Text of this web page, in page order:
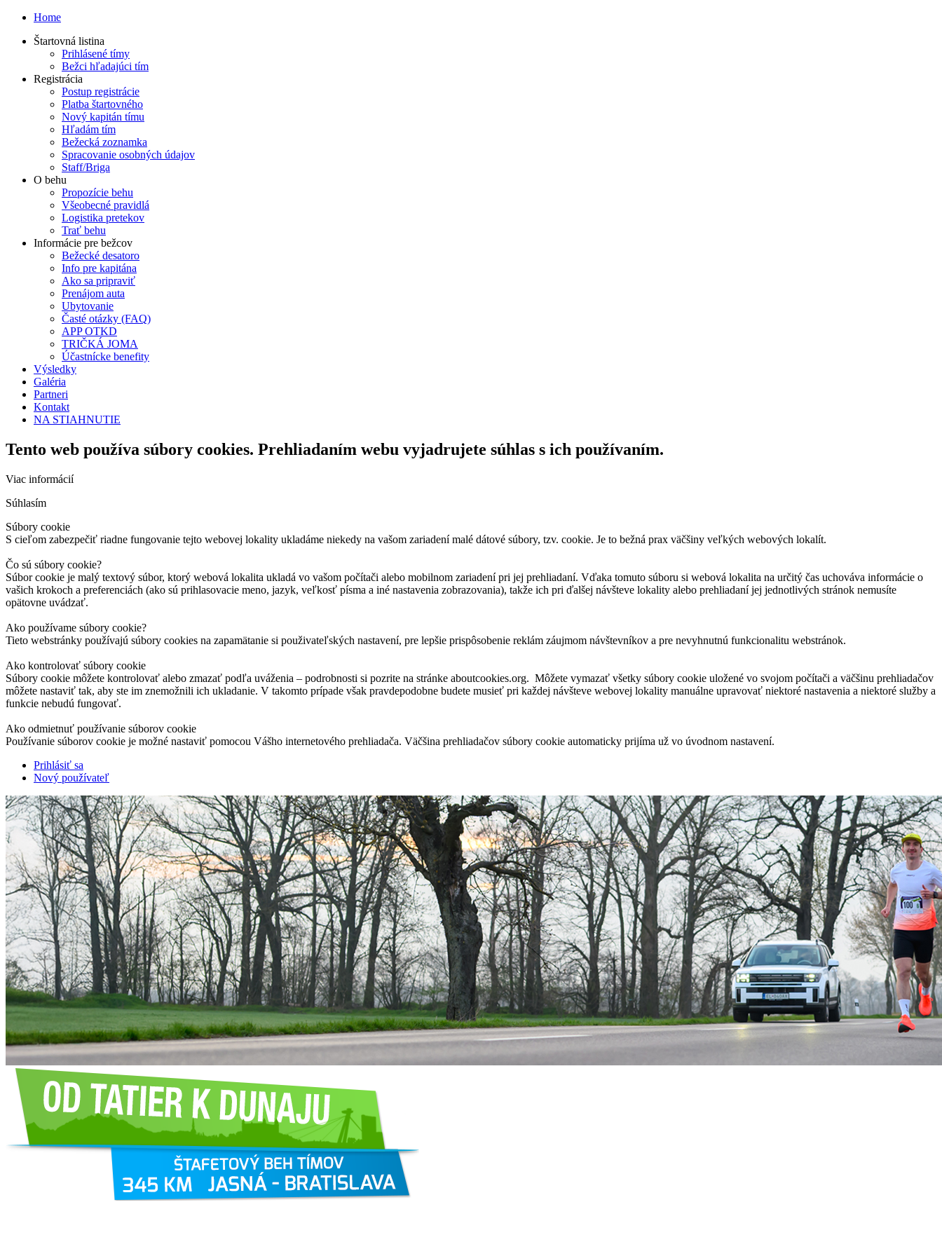
Home
Štartovná listina
Prihlásené tímy
Bežci hľadajúci tím
Registrácia
Postup registrácie
Platba štartovného
Nový kapitán tímu
Hľadám tím
Bežecká zoznamka
Spracovanie osobných údajov
Staff/Briga
O behu
Propozície behu
Všeobecné pravidlá
Logistika pretekov
Trať behu
Informácie pre bežcov
Bežecké desatoro
Info pre kapitána
Ako sa pripraviť
Prenájom auta
Ubytovanie
Časté otázky (FAQ)
APP OTKD
TRIČKÁ JOMA
Účastnícke benefity
Výsledky
Galéria
Partneri
Kontakt
NA STIAHNUTIE
Tento web používa súbory cookies. Prehliadaním webu vyjadrujete súhlas s ich používaním.
Viac informácií
Súhlasím
Súbory cookie
S cieľom zabezpečiť riadne fungovanie tejto webovej lokality ukladáme niekedy na vašom zariadení malé dátové súbory, tzv. cookie. Je to bežná prax väčšiny veľkých webových lokalít.
Čo sú súbory cookie?
Súbor cookie je malý textový súbor, ktorý webová lokalita ukladá vo vašom počítači alebo mobilnom zariadení pri jej prehliadaní. Vďaka tomuto súboru si webová lokalita na určitý čas uchováva informácie o
vašich krokoch a preferenciách (ako sú prihlasovacie meno, jazyk, veľkosť písma a iné nastavenia zobrazovania), takže ich pri ďalšej návšteve lokality alebo prehliadaní jej jednotlivých stránok nemusíte
opätovne uvádzať.
Ako používame súbory cookie?
Tieto webstránky používajú súbory cookies na zapamätanie si použivateľských nastavení, pre lepšie prispôsobenie reklám záujmom návštevníkov a pre nevyhnutnú funkcionalitu webstránok.
Ako kontrolovať súbory cookie
Súbory cookie môžete kontrolovať alebo zmazať podľa uváženia – podrobnosti si pozrite na stránke aboutcookies.org. Môžete vymazať všetky súbory cookie uložené vo svojom počítači a väčšinu prehliadačov
môžete nastaviť tak, aby ste im znemožnili ich ukladanie. V takomto prípade však pravdepodobne budete musieť pri každej návšteve webovej lokality manuálne upravovať niektoré nastavenia a niektoré služby a
funkcie nebudú fungovať.
Ako odmietnuť používanie súborov cookie
Používanie súborov cookie je možné nastaviť pomocou Vášho internetového prehliadača. Väčšina prehliadačov súbory cookie automaticky prijíma už vo úvodnom nastavení.
Prihlásiť sa
Nový používateľ